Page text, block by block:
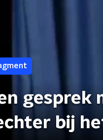
gesprek
bij